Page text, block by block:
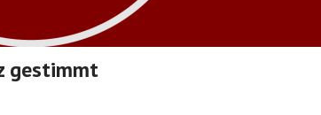
gestimmt